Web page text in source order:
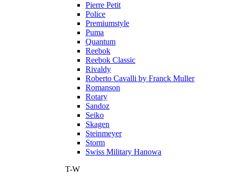
Pierre Petit
Police
Premiumstyle
Puma
Quantum
Reebok
Reebok Classic
Rivaldy
Roberto Cavalli by Franck Muller
Romanson
Rotary
Sandoz
Seiko
Skagen
Steinmeyer
Storm
Swiss Military Hanowa
T-W